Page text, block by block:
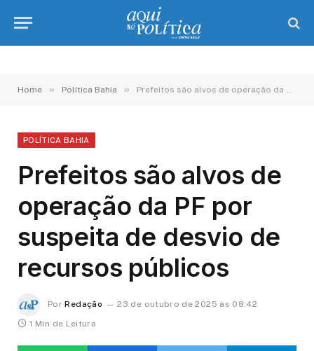
Home » Política Bahia » Prefeitos são alvos de operação da PF por suspeita de desvio de recursos públicos
POLÍTICA BAHIA
Prefeitos são alvos de
operação da PF por
suspeita de desvio de
recursos públicos
Por Redação
23 de outubro de 2025 às 08:42
1 Min de Leitura